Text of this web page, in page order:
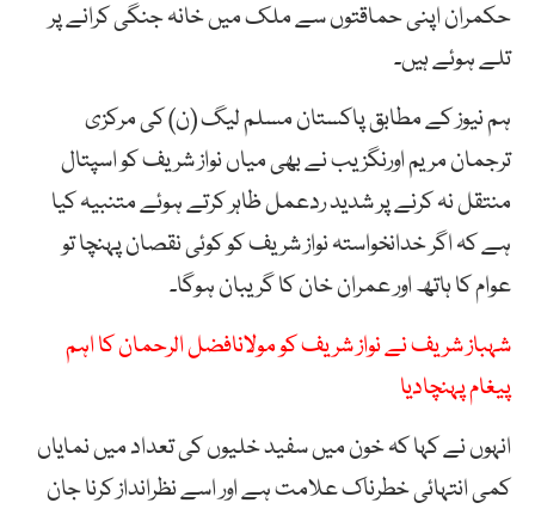
حکمران اپنی حماقتوں سے ملک میں خانہ جنگی کرانے پر
تلے ہوئے ہیں۔
ہم نیوز کے مطابق پاکستان مسلم لیگ (ن) کی مرکزی
ترجمان مریم اورنگزیب نے بھی میاں نواز شریف کو اسپتال
منتقل نہ کرنے پر شدید ردعمل ظاہر کرتے ہوئے متنبیہ کیا
ہے کہ اگر خدانخواستہ نواز شریف کو کوئی نقصان پہنچا تو
عوام کا ہاتھ اور عمران خان کا گریبان ہوگا۔
شہباز شریف نے نواز شریف کو مولانافضل الرحمان کا اہم
پیغام پہنچادیا
انہوں نے کہا کہ خون میں سفید خلیوں کی تعداد میں نمایاں
کمی انتہائی خطرناک علامت ہے اور اسے نظرانداز کرنا جان